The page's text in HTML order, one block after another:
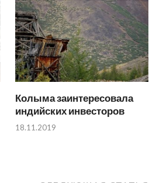
Колыма заинтересовала
индийских инвесторов
18.11.2019